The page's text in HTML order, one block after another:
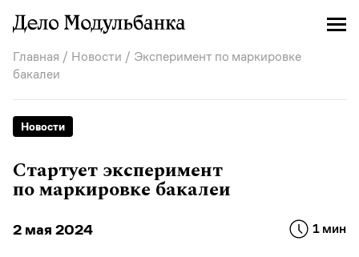
Главная / Новости / Эксперимент по маркировке
бакалеи
Новости
Стартует эксперимент
по маркировке бакалеи
2 мая 2024 1 мин